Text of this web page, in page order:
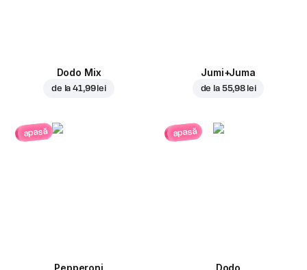
Dodo Mix
de la41,99 lei
Jumi+Juma
de la 55,98 lei
apasă
Pepperoni
apasă
Dodo